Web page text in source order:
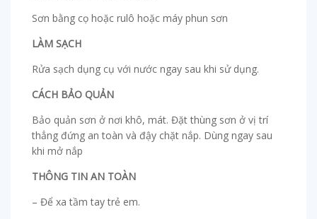
Sơn bằng cọ hoặc rulô hoặc máy phun sơn
LÀM SẠCH
Rửa sạch dụng cụ với nước ngay sau khi sử dụng.
CÁCH BẢO QUẢN
Bảo quản sơn ở nơi khô, mát. Đặt thùng sơn ở vị trí
thẳng đứng an toàn và đậy chặt nắp. Dùng ngay sau
khi mở nắp
THÔNG TIN AN TOÀN
– Để xa tầm tay trẻ em.